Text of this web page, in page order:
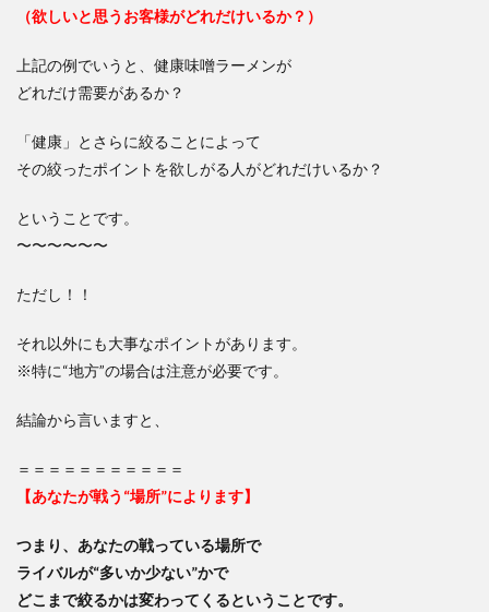
（欲しいと思うお客様がどれだけいるか？）
上記の例でいうと、健康味噌ラーメンが
どれだけ需要があるか？
「健康」とさらに絞ることによって
その絞ったポイントを欲しがる人がどれだけいるか？
ということです。
〜〜〜〜〜〜
ただし！！
それ以外にも大事なポイントがあります。
※特に“地方”の場合は注意が必要です。
結論から言いますと、
＝＝＝＝＝＝＝＝＝＝＝
【あなたが戦う“場所”によります】
つまり、あなたの戦っている場所で
ライバルが“多いか少ない”かで
どこまで絞るかは変わってくるということです。